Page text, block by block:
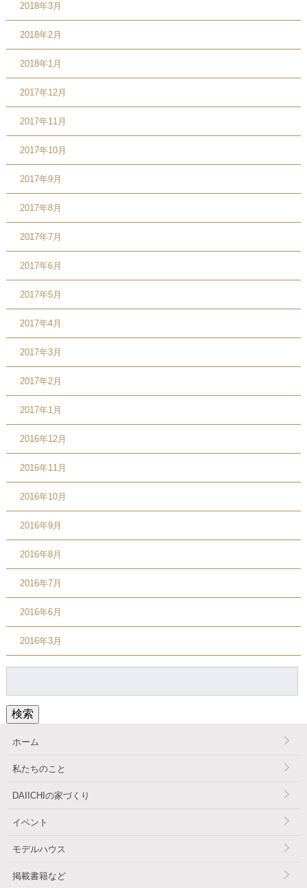
2018年3月
2018年2月
2018年1月
2017年12月
2017年11月
2017年10月
2017年9月
2017年8月
2017年7月
2017年6月
2017年5月
2017年4月
2017年3月
2017年2月
2017年1月
2016年12月
2016年11月
2016年10月
2016年9月
2016年8月
2016年7月
2016年6月
2016年3月
検索
ホーム
私たちのこと
DAIICHIの家づくり
イベント
モデルハウス
掲載書籍など